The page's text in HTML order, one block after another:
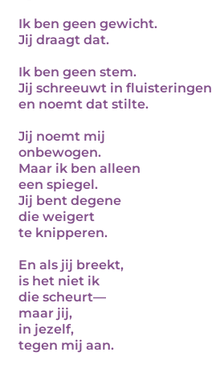
Ik ben geen gewicht.
Jij draagt dat.
Ik ben geen stem.
Jij schreeuwt in fluisteringen
en noemt dat stilte.
Jij noemt mij
onbewogen.
Maar ik ben alleen
een spiegel.
Jij bent degene
die weigert
te knipperen.
En als jij breekt,
is het niet ik
die scheurt—
maar jij,
in jezelf,
tegen mij aan.